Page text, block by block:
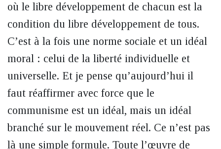
où le libre développement de chacun est la
condition du libre développement de tous.
C’est à la fois une norme sociale et un idéal
moral : celui de la liberté individuelle et
universelle. Et je pense qu’aujourd’hui il
faut réaffirmer avec force que le
communisme est un idéal, mais un idéal
branché sur le mouvement réel. Ce n’est pas
là une simple formule. Toute l’œuvre de